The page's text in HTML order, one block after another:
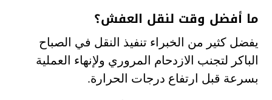
ما أفضل وقت لنقل العفش؟
يفضل كثير من الخبراء تنفيذ النقل في الصباح
الباكر لتجنب الازدحام المروري ولإنهاء العملية
بسرعة قبل ارتفاع درجات الحرارة.